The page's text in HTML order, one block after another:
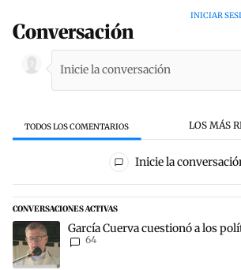
Conversación
INICIAR
TODOS LOS COMENTARIOS LOS MÁS
Todos los comentarios
Inicie la
CONVERSACIONES ACTIVAS
Este listado muestra los artículos con más
Un artículo de tendencia con el título
García Cuerva cuestionó a los
64